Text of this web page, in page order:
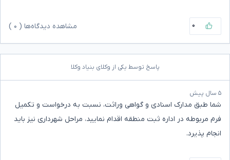
۰ مشاهده دیدگاه‌ها ( ۰
پاسخ توسط یکی از وکلای بنیاد وکلا
۵ سال پیش
شما طبق مدارک اسنادی و گواهی وراثت، نسبت به درخواست و تکمیل
فرم مربوطه در اداره ثبت منطقه اقدام نمایید، مراحل شهرداری نیز باید
انجام پذیرد.